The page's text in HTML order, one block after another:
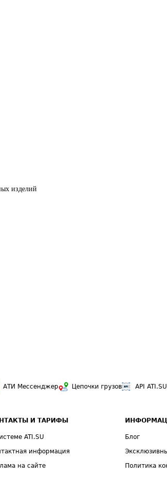
изделий
АТИ Мессенджер Цепочки грузов API ATI.SU
И ТАРИФЫ
ATI.SU
информация
на сайте
Блог
Политика